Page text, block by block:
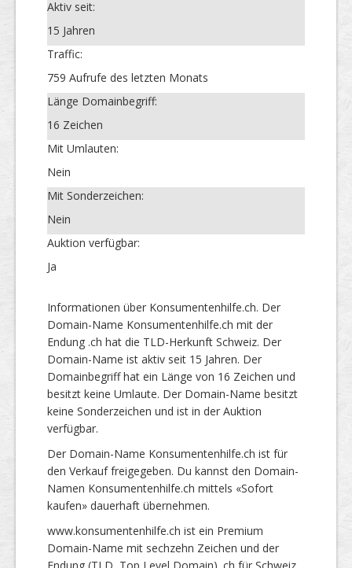
Aktiv seit:
15 Jahren
Traffic:
759 Aufrufe des letzten Monats
Länge Domainbegriff:
16 Zeichen
Mit Umlauten:
Nein
Mit Sonderzeichen:
Nein
Auktion verfügbar:
Ja
Informationen über Konsumentenhilfe.ch. Der
Domain-Name Konsumentenhilfe.ch mit der
Endung .ch hat die TLD-Herkunft Schweiz. Der
Domain-Name ist aktiv seit 15 Jahren. Der
Domainbegriff hat ein Länge von 16 Zeichen und
besitzt keine Umlaute. Der Domain-Name besitzt
keine Sonderzeichen und ist in der Auktion
verfügbar.
Der Domain-Name Konsumentenhilfe.ch ist für
den Verkauf freigegeben. Du kannst den Domain-
Namen Konsumentenhilfe.ch mittels «Sofort
kaufen» dauerhaft übernehmen.
www.konsumentenhilfe.ch ist ein Premium
Domain-Name mit sechzehn Zeichen und der
Endung (TLD, Top Level Domain) .ch für Schweiz.